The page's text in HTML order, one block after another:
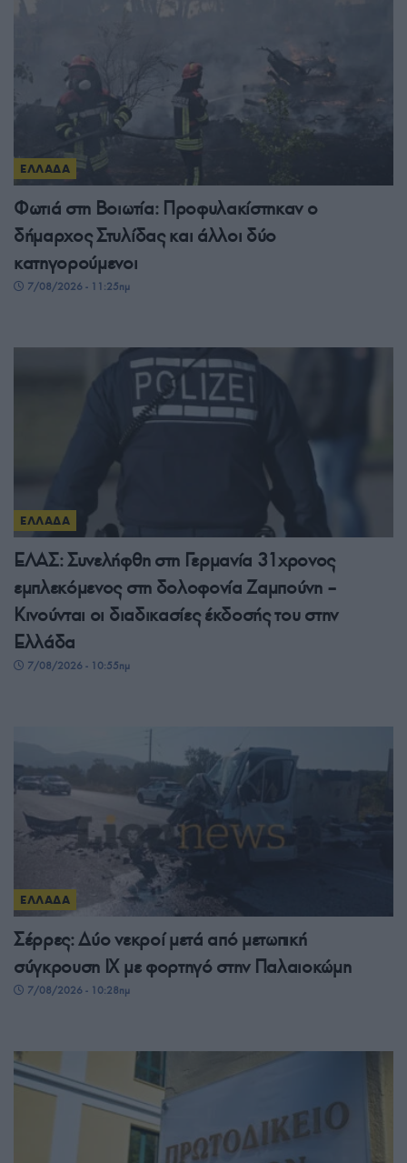
ΕΛΛΑΔΑ
Φωτιά στη Βοιωτία: Προφυλακίστηκαν ο
δήμαρχος Στυλίδας και άλλοι δύο
κατηγορούμενοι
7/08/2026 - 11:25πμ
ΕΛΛΑΔΑ
ΕΛΑΣ: Συνελήφθη στη Γερμανία 31χρονος
εμπλεκόμενος στη δολοφονία Ζαμπούνη –
Κινούνται οι διαδικασίες έκδοσής του στην
Ελλάδα
7/08/2026 - 10:55πμ
ΕΛΛΑΔΑ
Σέρρες: Δύο νεκροί μετά από μετωπική
σύγκρουση ΙΧ με φορτηγό στην Παλαιοκώμη
7/08/2026 - 10:28πμ